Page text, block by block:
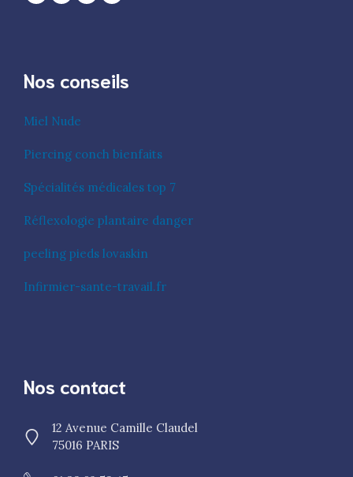
Nos conseils
Miel Nude
Piercing conch bienfaits
Spécialités médicales top 7
Réflexologie plantaire danger
peeling pieds lovaskin
Infirmier-sante-travail.fr
Nos contact
12 Avenue Camille Claudel
75016 PARIS